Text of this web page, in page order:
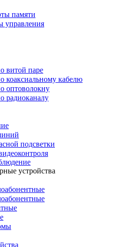
памяти
управления
витой паре
коаксиальному кабелю
оптоволокну
радиоканалу
подсветки
устройства